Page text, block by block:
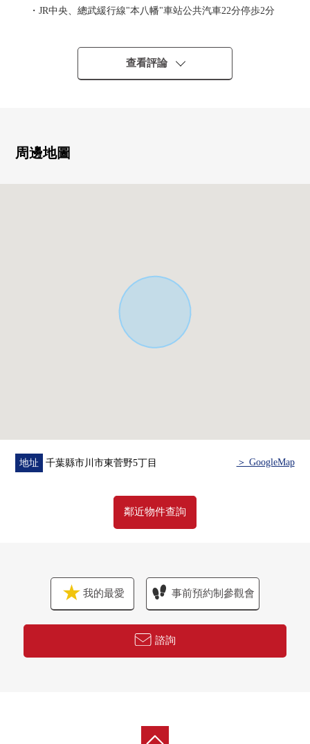
・JR中央、總武緩行線"本八幡"車站公共汽車22分停歩2分
・京成本線"京成八幡"車站步行29分鐘
▼建築物的特徴
・購物到超市Maruetsu東菅野商店(約500m)步行7分鐘便利
・北方小學(約400m)步行5分鐘
・下貝冢中學(約700m)步行9分鐘
查看評論
周邊地圖
地址 千葉縣市川市東菅野5丁目 ＞ GoogleMap
鄰近物件查詢
我的最愛 事前預約制參觀會
諮詢